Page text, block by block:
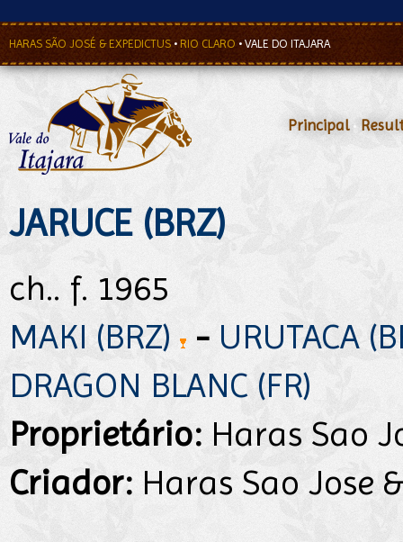
HARAS SÃO JOSÉ & EXPEDICTUS • RIO CLARO • VALE DO ITAJARA
Principal•
JARUCE (BRZ)
ch.. f. 1965
MAKI (BRZ)
- URUTACA
DRAGON BLANC (FR)
Proprietário: Haras Sao
Criador: Haras Sao Jose